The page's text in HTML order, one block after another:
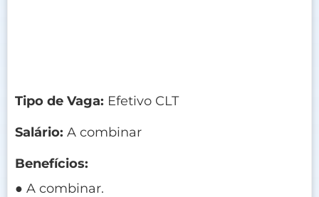
Tipo de Vaga: Efetivo CLT
Salário: A combinar
Benefícios:
● A combinar.